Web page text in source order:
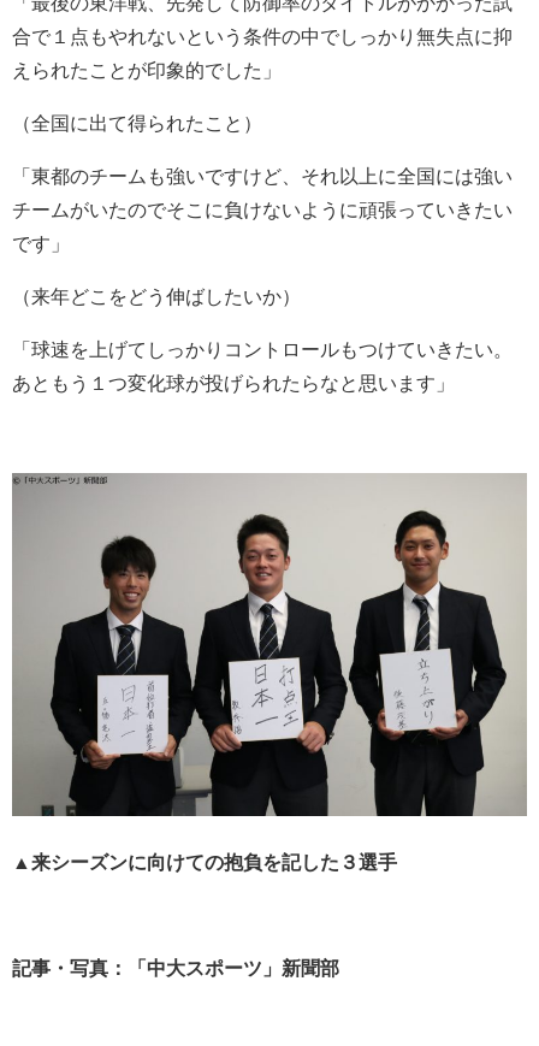
合で１点もやれないという条件の中でしっかり無失点に抑
えられたことが印象的でした」
（全国に出て得られたこと）
「東都のチームも強いですけど、それ以上に全国には強い
チームがいたのでそこに負けないように頑張っていきたい
です」
（来年どこをどう伸ばしたいか）
「球速を上げてしっかりコントロールもつけていきたい。
あともう１つ変化球が投げられたらなと思います」
▲来シーズンに向けての抱負を記した３選手
記事・写真：「中大スポーツ」新聞部